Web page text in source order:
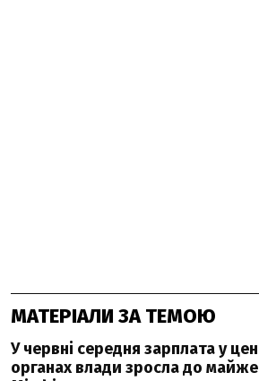
МАТЕРІАЛИ ЗА ТЕМОЮ
У червні середня зарплата у
органах влади зросла до